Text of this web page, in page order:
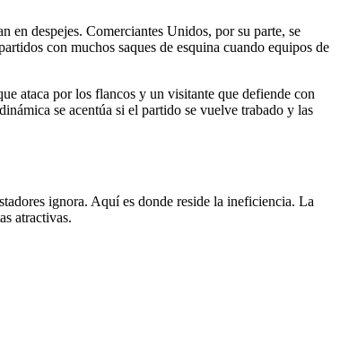
en despejes. Comerciantes Unidos, por su parte, se
con muchos saques de esquina cuando equipos de
ataca por los flancos y un visitante que defiende con
se acentúa si el partido se vuelve trabado y las
ignora. Aquí es donde reside la ineficiencia. La
atractivas.